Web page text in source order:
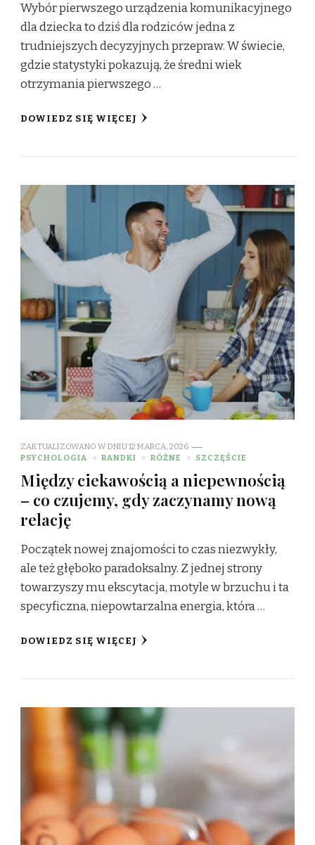
Wybór pierwszego urządzenia komunikacyjnego
dla dziecka to dziś dla rodziców jedna z
trudniejszych decyzyjnych przepraw. W świecie,
gdzie statystyki pokazują, że średni wiek
otrzymania pierwszego …
DOWIEDZ SIĘ WIĘCEJ
ZAKTUALIZOWANO W DNIU12 MARCA, 2026
PSYCHOLOGIA
RANDKI RÓŻNE SZCZĘŚCIE
Między ciekawością a niepewnością
– co czujemy, gdy zaczynamy nową
relację
Początek nowej znajomości to czas niezwykły,
ale też głęboko paradoksalny. Z jednej strony
towarzyszy mu ekscytacja, motyle w brzuchu i ta
specyficzna, niepowtarzalna energia, która …
DOWIEDZ SIĘ WIĘCEJ